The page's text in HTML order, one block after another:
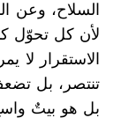
السلاح، وعن
لأن كل تحوّل
الاستقرار لا
تنتصر، بل
بل هو بيتٌ